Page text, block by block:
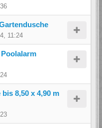
11:24
8,50 x 4,90 m